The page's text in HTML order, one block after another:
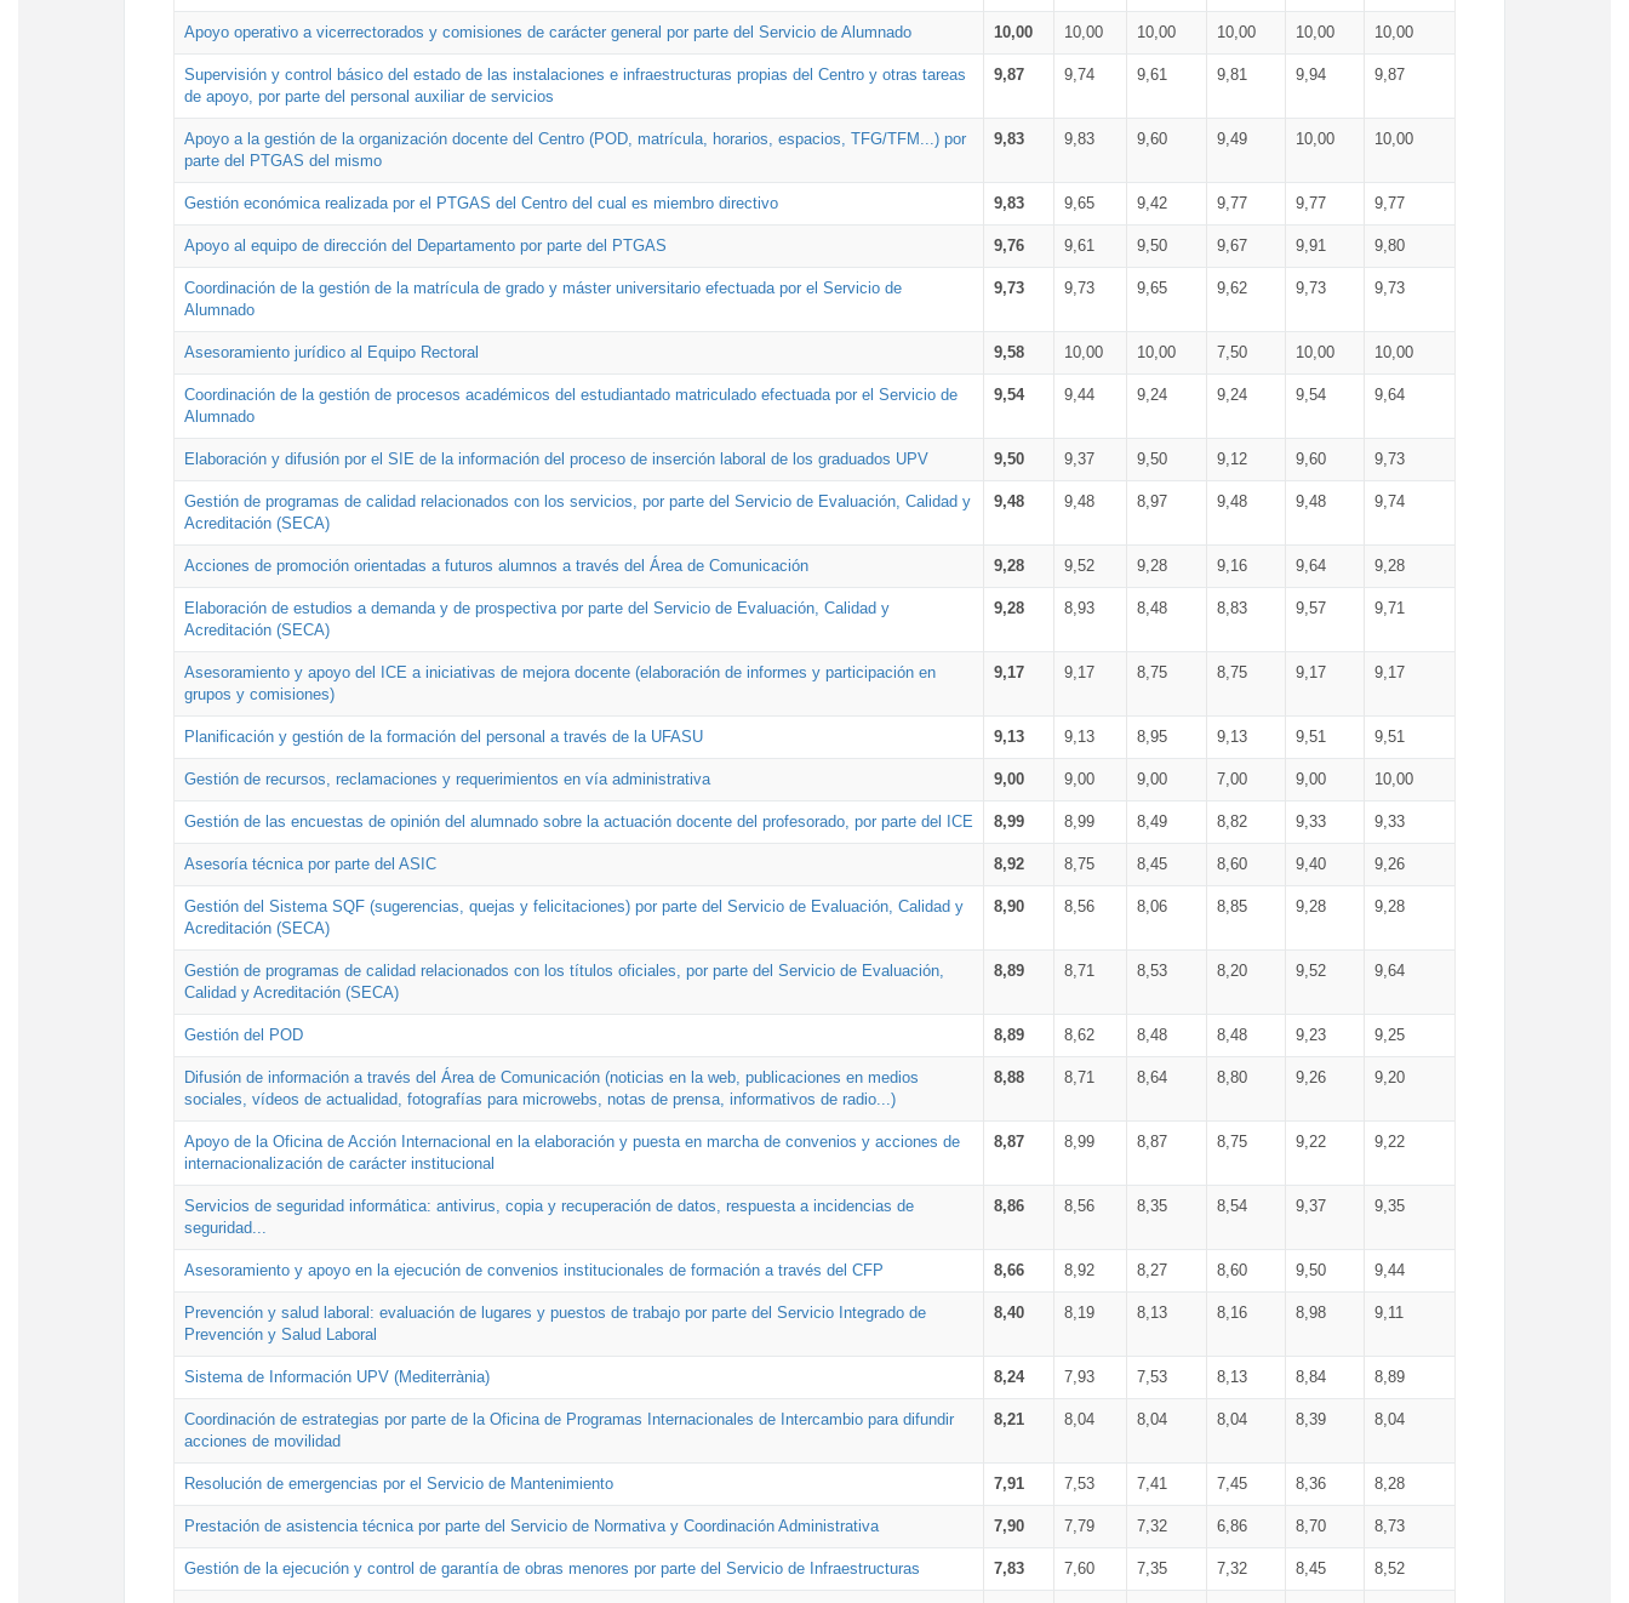
Apoyo operativo a vicerrectorados y comisiones de carácter general por parte del Servicio de Alumnado 10,00 10,00 10,00 10,00 10,00 10,00
Supervisión y control básico del estado de las instalaciones e infraestructuras propias del Centro y otras tareas
de apoyo, por parte del personal auxiliar de servicios
9,87 9,74 9,61 9,81 9,94 9,87
Apoyo a la gestión de la organización docente del Centro (POD, matrícula, horarios, espacios, TFG/TFM...) por
parte del PTGAS del mismo
9,83 9,83 9,60 9,49 10,00 10,00
Gestión económica realizada por el PTGAS del Centro del cual es miembro directivo 9,83 9,65 9,42 9,77 9,77 9,77
Apoyo al equipo de dirección del Departamento por parte del PTGAS 9,76 9,61 9,50 9,67 9,91 9,80
Coordinación de la gestión de la matrícula de grado y máster universitario efectuada por el Servicio de
Alumnado
9,73 9,73 9,65 9,62 9,73 9,73
Asesoramiento jurídico al Equipo Rectoral 9,58 10,00 10,00 7,50 10,00 10,00
Coordinación de la gestión de procesos académicos del estudiantado matriculado efectuada por el Servicio de
Alumnado
9,54 9,44 9,24 9,24 9,54 9,64
Elaboración y difusión por el SIE de la información del proceso de inserción laboral de los graduados UPV 9,50 9,37 9,50 9,12 9,60 9,73
Gestión de programas de calidad relacionados con los servicios, por parte del Servicio de Evaluación, Calidad y
Acreditación (SECA)
9,48 9,48 8,97 9,48 9,48 9,74
Acciones de promoción orientadas a futuros alumnos a través del Área de Comunicación 9,28 9,52 9,28 9,16 9,64 9,28
Elaboración de estudios a demanda y de prospectiva por parte del Servicio de Evaluación, Calidad y
Acreditación (SECA)
9,28 8,93 8,48 8,83 9,57 9,71
Asesoramiento y apoyo del ICE a iniciativas de mejora docente (elaboración de informes y participación en
grupos y comisiones)
9,17 9,17 8,75 8,75 9,17 9,17
Planificación y gestión de la formación del personal a través de la UFASU 9,13 9,13 8,95 9,13 9,51 9,51
Gestión de recursos, reclamaciones y requerimientos en vía administrativa 9,00 9,00 9,00 7,00 9,00 10,00
Gestión de las encuestas de opinión del alumnado sobre la actuación docente del profesorado, por parte del ICE 8,99 8,99 8,49 8,82 9,33 9,33
Asesoría técnica por parte del ASIC 8,92 8,75 8,45 8,60 9,40 9,26
Gestión del Sistema SQF (sugerencias, quejas y felicitaciones) por parte del Servicio de Evaluación, Calidad y
Acreditación (SECA)
8,90 8,56 8,06 8,85 9,28 9,28
Gestión de programas de calidad relacionados con los títulos oficiales, por parte del Servicio de Evaluación,
Calidad y Acreditación (SECA)
8,89 8,71 8,53 8,20 9,52 9,64
Gestión del POD 8,89 8,62 8,48 8,48 9,23 9,25
Difusión de información a través del Área de Comunicación (noticias en la web, publicaciones en medios
sociales, vídeos de actualidad, fotografías para microwebs, notas de prensa, informativos de radio...)
8,88 8,71 8,64 8,80 9,26 9,20
Apoyo de la Oficina de Acción Internacional en la elaboración y puesta en marcha de convenios y acciones de
internacionalización de carácter institucional
8,87 8,99 8,87 8,75 9,22 9,22
Servicios de seguridad informática: antivirus, copia y recuperación de datos, respuesta a incidencias de
seguridad...
8,86 8,56 8,35 8,54 9,37 9,35
Asesoramiento y apoyo en la ejecución de convenios institucionales de formación a través del CFP 8,66 8,92 8,27 8,60 9,50 9,44
Prevención y salud laboral: evaluación de lugares y puestos de trabajo por parte del Servicio Integrado de
Prevención y Salud Laboral
8,40 8,19 8,13 8,16 8,98 9,11
Sistema de Información UPV (Mediterrània) 8,24 7,93 7,53 8,13 8,84 8,89
Coordinación de estrategias por parte de la Oficina de Programas Internacionales de Intercambio para difundir
acciones de movilidad
8,21 8,04 8,04 8,04 8,39 8,04
Resolución de emergencias por el Servicio de Mantenimiento 7,91 7,53 7,41 7,45 8,36 8,28
Prestación de asistencia técnica por parte del Servicio de Normativa y Coordinación Administrativa 7,90 7,79 7,32 6,86 8,70 8,73
Gestión de la ejecución y control de garantía de obras menores por parte del Servicio de Infraestructuras 7,83 7,60 7,35 7,32 8,45 8,52